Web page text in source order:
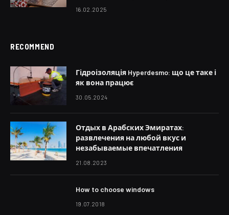
16.02.2025
RECOMMEND
Гідроізоляція Hyperdesmo: що це таке і
як вона працює
30.05.2024
Отдых в Арабских Эмиратах:
развлечения на любой вкус и
незабываемые впечатления
21.08.2023
How to choose windows
19.07.2018